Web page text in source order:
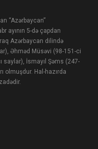
“Azərbaycan”
ayının 5-də çapdan
Azərbaycan dilində
Əhməd Müsəvi (98-151-ci
saylar), İsmayıl Şəms (247-
olmuşdur. Hal-hazırda